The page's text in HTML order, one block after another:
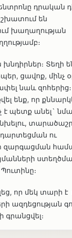
դրական
են
խաղաղության
Տեղի
ցավոք, մինչ
նաև
ենք, որ
է պետք անել`
ու
զարգացման
որ մեկ տարի է
ազդեցության
գրանցվել։